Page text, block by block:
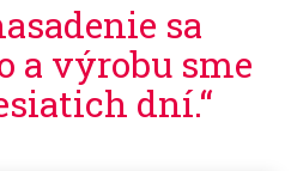
sa
a výrobu sme
dní.“